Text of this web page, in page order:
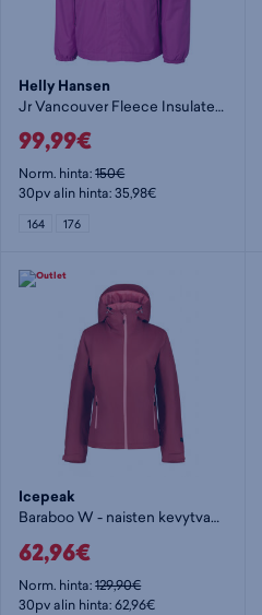
Helly Hansen
Jr Vancouver Fleece Insulated Jacket - lasten kevytvanutakki
99,99€
Norm. hinta:150€
30pv alin hinta: 35,98€
164 176
Icepeak
Baraboo W - naisten kevytvanutakki
62,96€
Norm. hinta:129,90€
30pv alin hinta: 62,96€